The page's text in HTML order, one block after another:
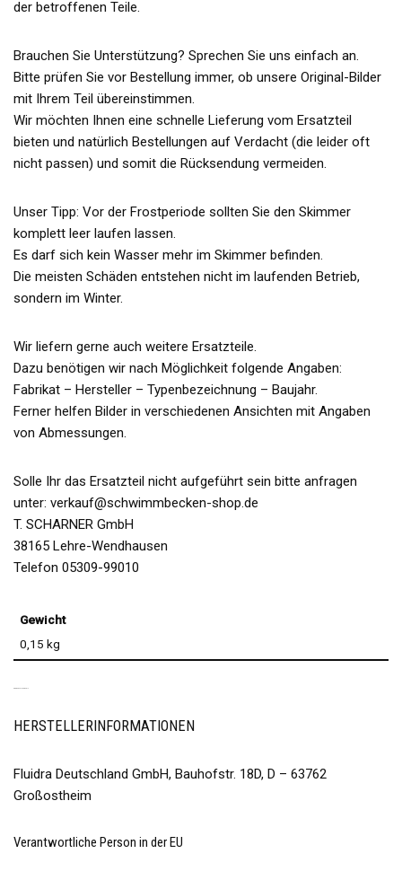
der betroffenen Teile.
Brauchen Sie Unterstützung? Sprechen Sie uns einfach an.
Bitte prüfen Sie vor Bestellung immer, ob unsere Original-Bilder
mit Ihrem Teil übereinstimmen.
Wir möchten Ihnen eine schnelle Lieferung vom Ersatzteil
bieten und natürlich Bestellungen auf Verdacht (die leider oft
nicht passen) und somit die Rücksendung vermeiden.
Unser Tipp: Vor der Frostperiode sollten Sie den Skimmer
komplett leer laufen lassen.
Es darf sich kein Wasser mehr im Skimmer befinden.
Die meisten Schäden entstehen nicht im laufenden Betrieb,
sondern im Winter.
Wir liefern gerne auch weitere Ersatzteile.
Dazu benötigen wir nach Möglichkeit folgende Angaben:
Fabrikat – Hersteller – Typenbezeichnung – Baujahr.
Ferner helfen Bilder in verschiedenen Ansichten mit Angaben
von Abmessungen.
Solle Ihr das Ersatzteil nicht aufgeführt sein bitte anfragen
unter: verkauf@schwimmbecken-shop.de
T. SCHARNER GmbH
38165 Lehre-Wendhausen
Telefon 05309-99010
Gewicht
0,15 kg
HERSTELLERINFORMATIONEN
Fluidra Deutschland GmbH, Bauhofstr. 18D, D – 63762
Großostheim
Verantwortliche Person in der EU